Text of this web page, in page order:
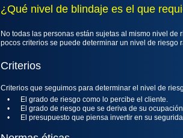
¿Qué nivel de blindaje es el que
No todas las personas están sujetas al mismo nivel
pocos criterios se puede determinar un nivel de riesgo
Criterios
Criterios que seguimos para determinar el nivel de
•
El grado de riesgo como lo percibe el cliente.
•
El grado de riesgo que se deriva de su
•
El presupuesto que piensa invertir en su